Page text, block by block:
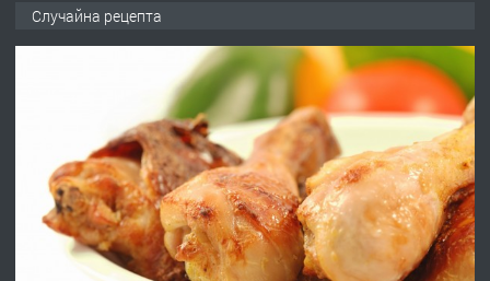
Давам гараж под наем
преди 3 дни
ПРЕДЛАГА
№4120 Магазин/Офис под наем в кв.
Любен Каравелов, Хасково-близо до
Случайна рецепта